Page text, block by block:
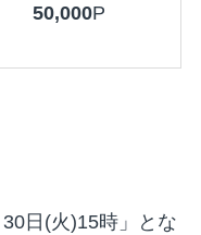
50,000P
日(火)15時」とな